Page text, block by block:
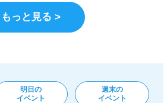
もっと見る >
明日の
イベント
週末の
イベント